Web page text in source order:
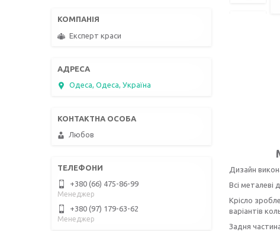
Дизайн
Всі металеві
Крісло
варіантів
Задня
Експерт краси
Одеса, Одеса, Україна
Любов
+380 (66) 475-86-99
Менеджер
+380 (97) 179-63-62
Менеджер